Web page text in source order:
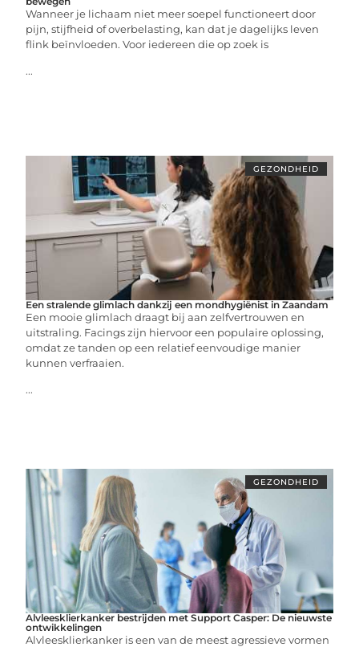
Wanneer je lichaam niet meer soepel functioneert door
pijn, stijfheid of overbelasting, kan dat je dagelijks leven
flink beïnvloeden. Voor iedereen die op zoek is
...
GEZONDHEID
Een stralende glimlach dankzij een mondhygiënist in Zaandam
Een mooie glimlach draagt bij aan zelfvertrouwen en
uitstraling. Facings zijn hiervoor een populaire oplossing,
omdat ze tanden op een relatief eenvoudige manier
kunnen verfraaien.
...
GEZONDHEID
Alvleesklierkanker bestrijden met Support Casper: De nieuwste
ontwikkelingen
Alvleesklierkanker is een van de meest agressieve vormen